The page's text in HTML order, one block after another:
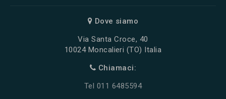
Dove siamo
Via Santa Croce, 40
10024 Moncalieri (TO) Italia
Chiamaci:
Tel 011 6485594